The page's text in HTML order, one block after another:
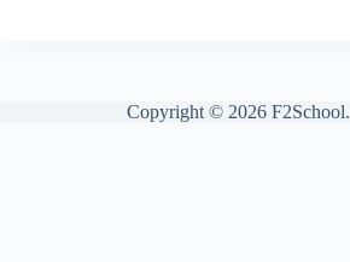
Copyright © 2026 F2School.